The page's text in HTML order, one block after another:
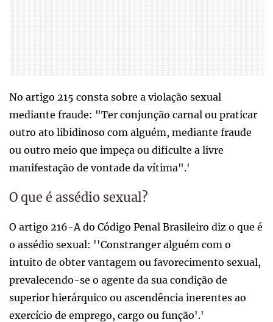
No artigo 215 consta sobre a violação sexual
mediante fraude: "Ter conjunção carnal ou praticar
outro ato libidinoso com alguém, mediante fraude
ou outro meio que impeça ou dificulte a livre
manifestação de vontade da vítima".'
O que é assédio sexual?
O artigo 216-A do Código Penal Brasileiro diz o que é
o assédio sexual: ''Constranger alguém com o
intuito de obter vantagem ou favorecimento sexual,
prevalecendo-se o agente da sua condição de
superior hierárquico ou ascendência inerentes ao
exercício de emprego, cargo ou função'.'